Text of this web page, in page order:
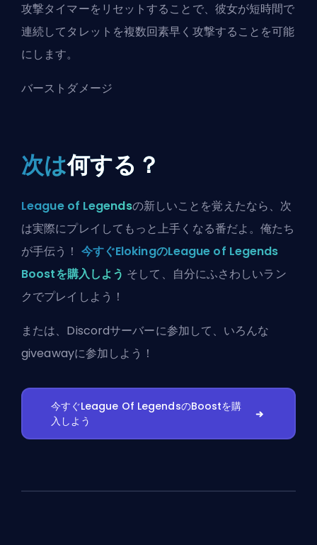
攻撃タイマーをリセットすることで、彼女が短時間で
連続してタレットを複数回素早く攻撃することを可能
にします。
バーストダメージ
次は何する？
League of Legendsの新しいことを覚えたなら、次
は実際にプレイしてもっと上手くなる番だよ。俺たち
が手伝う！ 今すぐElokingのLeague of Legends
Boostを購入しよう そして、自分にふさわしいラン
クでプレイしよう！
または、 Discordサーバーに参加して、いろんな
giveawayに参加しよう！
今すぐLeague Of LegendsのBoostを購
入しよう